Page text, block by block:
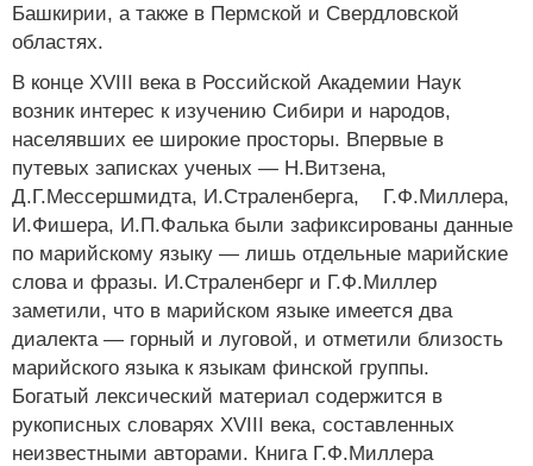
Башкирии, а также в Пермской и Свердловской
областях.
В конце XVIII века в Российской Академии Наук
возник интерес к изучению Сибири и народов,
населявших ее широкие просторы. Впервые в
путевых записках ученых — Н.Витзена,
Д.Г.Мессершмидта, И.Страленберга, Г.Ф.Миллера,
И.Фишера, И.П.Фалька были зафиксированы данные
по марийскому языку — лишь отдельные марийские
слова и фразы. И.Страленберг и Г.Ф.Миллер
заметили, что в марийском языке имеется два
диалекта — горный и луговой, и отметили близость
марийского языка к языкам финской группы.
Богатый лексический материал содержится в
рукописных словарях XVIII века, составленных
неизвестными авторами. Книга Г.Ф.Миллера